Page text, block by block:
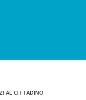
AL CITTADINO